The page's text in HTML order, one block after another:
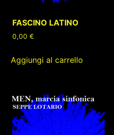
FASCINO LATINO
0,00€
Aggiungi al carrello